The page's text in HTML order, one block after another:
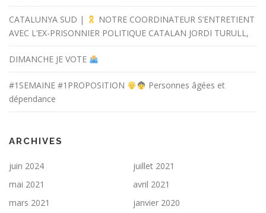
CATALUNYA SUD |
NOTRE COORDINATEUR S’ENTRETIENT
AVEC L’EX-PRISONNIER POLITIQUE CATALAN JORDI TURULL,
DIMANCHE JE VOTE
#1SEMAINE #1PROPOSITION
Personnes âgées et
dépendance
ARCHIVES
juin 2024
juillet 2021
mai 2021
avril 2021
mars 2021
janvier 2020